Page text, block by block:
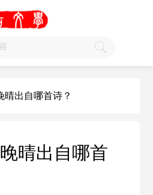
晴出自哪首诗？
晴出自哪首